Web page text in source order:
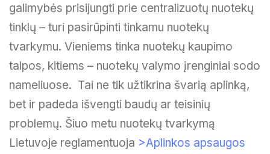
galimybės prisijungti prie centralizuotų nuotekų
tinklų – turi pasirūpinti tinkamu nuotekų
tvarkymu. Vieniems tinka nuotekų kaupimo
talpоs, kitiems – nuotekų valymo įrenginiai sodo
nameliuose. Tai ne tik užtikrina švarią aplinką,
bet ir padeda išvengti baudų ar teisinių
problemų. Šiuo metu nuotekų tvarkymą
Lietuvoje reglamentuoja >Aplinkos apsaugos